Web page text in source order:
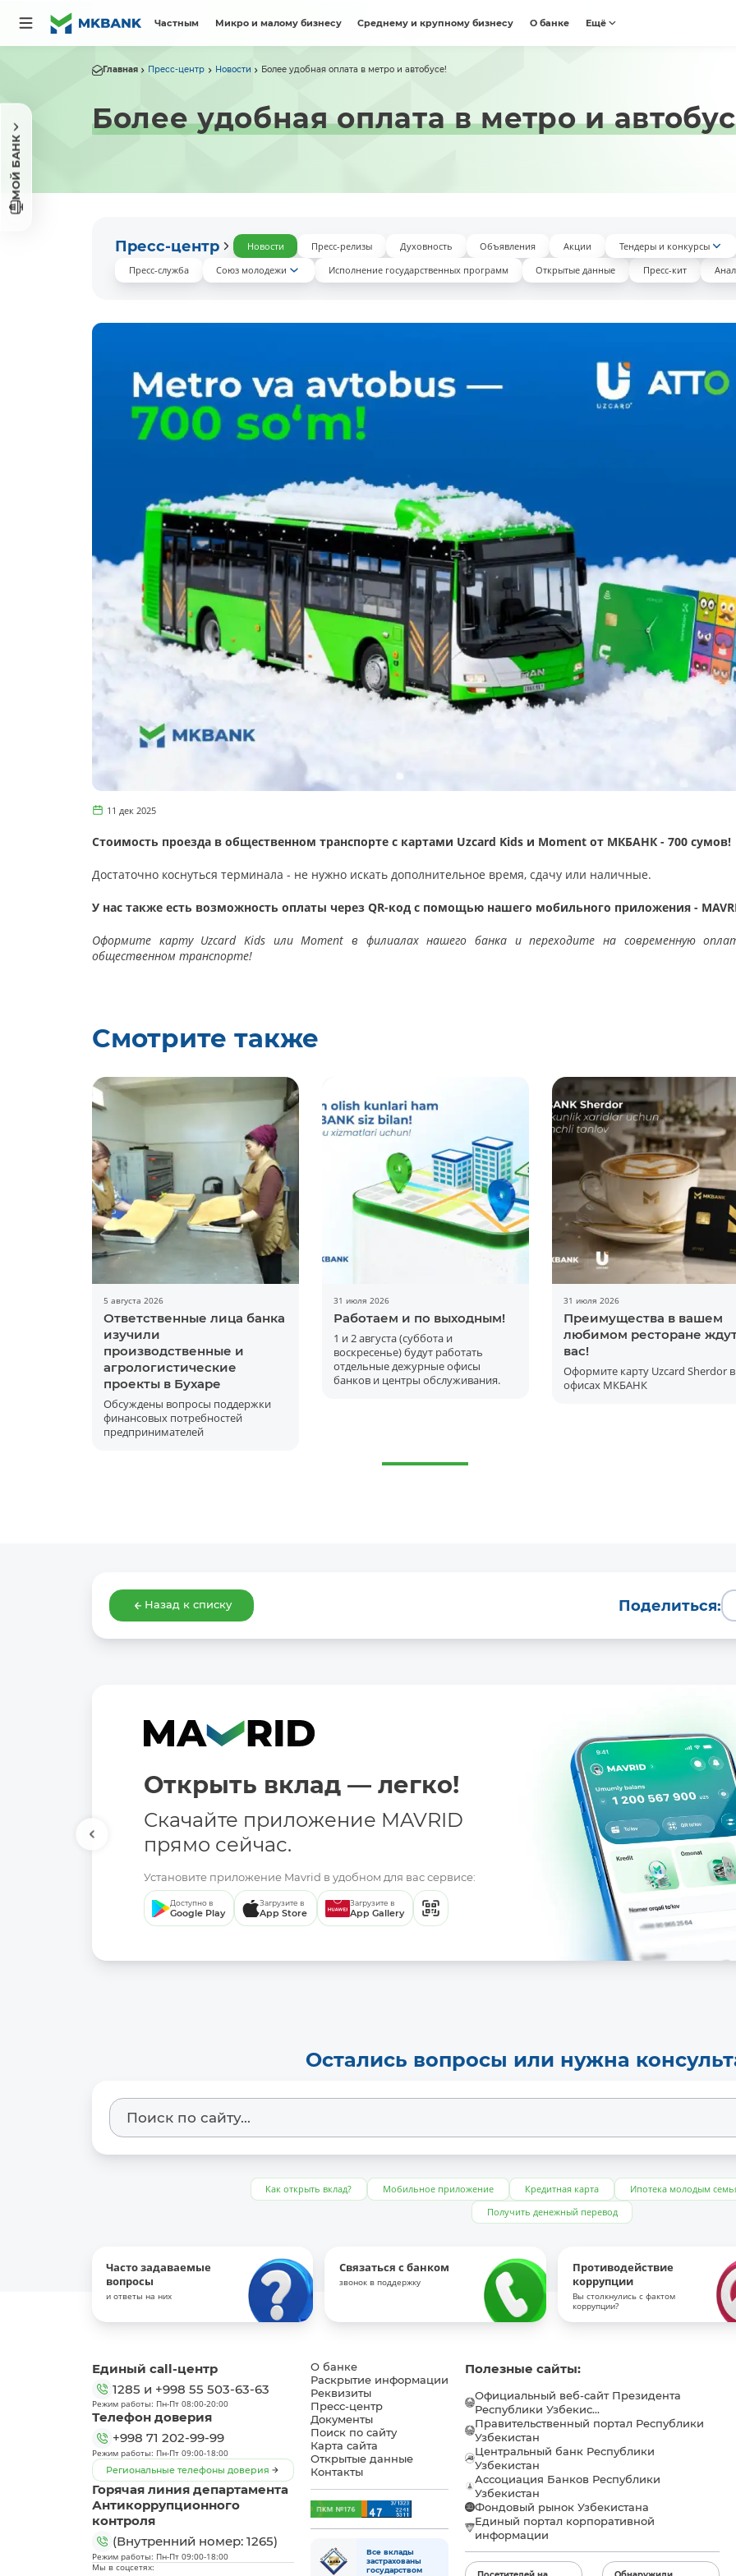
Частным Микро и малому бизнесу Среднему и крупному бизнесу О банке Ещё
МОЙ БАНК
Главная Пресс-центр Новости Более удобная оплата в метро и автобусе!
Более удобная оплата в метро и
Пресс-центр Новости Пресс-релизы Духовность Объявления Акции
Тендеры и конкурсы
Пресс-служба
Союз молодежи Исполнение государственных программ Открытые данные Пресс-кит
11 дек 2025
Стоимость проезда в общественном транспорте с картами Uzcard Kids и Moment от МКБАНК - 700 сумов!
Достаточно коснуться терминала - не нужно искать дополнительное время, сдачу или наличные.
У нас также есть возможность оплаты через QR-код с помощью нашего мобильного приложения -
Оформите карту Uzcard Kids или Moment в филиалах нашего банка и переходите на современную
общественном транспорте!
Смотрите также
5 августа 2026
Ответственные лица банка
изучили
производственные и
агрологистические
проекты в Бухаре
Обсуждены вопросы поддержки
финансовых потребностей
предпринимателей
31 июля 2026
Работаем и по выходным!
1 и 2 августа (суббота и
воскресенье) будут работать
отдельные дежурные офисы
банков и центры обслуживания.
31 июля 2026
Преимущества в вашем
любимом ресторане
вас!
Оформите карту Uzcard Sherdor в
офисах МКБАНК
Назад к списку Поделиться:
Открыть вклад — легко!
Скачайте приложение MAVRID
прямо сейчас.
Установите приложение Mavrid в удобном для вас сервисе:
Доступно в
Google Play
Загрузите в
App Store
Загрузите в
App Gallery
Остались вопросы или нужна
Как открыть вклад? Мобильное приложение Кредитная карта
Ипотека молодым
Получить денежный перевод
Часто задаваемые
вопросы
и ответы на них
Связаться с банком
звонок в поддержку
Противодействие
коррупции
Вы столкнулись с фактом
коррупции?
Единый call-центр
1285 и +998 55 503-63-63
Режим работы: Пн-Пт 08:00-20:00
Телефон доверия
+998 71 202-99-99
Режим работы: Пн-Пт 09:00-18:00
Региональные телефоны доверия
Горячая линия департамента
Антикоррупционного
контроля
(Внутренний номер: 1265)
Режим работы: Пн-Пт 09:00-18:00
Мы в соцсетях:
О банке
Раскрытие информации
Реквизиты
Пресс-центр
Документы
Поиск по сайту
Карта сайта
Открытые данные
Контакты
Все вклады
застрахованы
государством
Полезные сайты:
Официальный веб-сайт Президента
Республики Узбекис...
Правительственный портал Республики
Узбекистан
Центральный банк Республики
Узбекистан
Ассоциация Банков Республики
Узбекистан
Фондовый рынок Узбекистана
Единый портал корпоративной
информации